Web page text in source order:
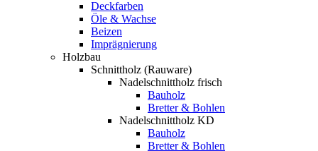
Deckfarben
Öle & Wachse
Beizen
Imprägnierung
Holzbau
Schnittholz (Rauware)
Nadelschnittholz frisch
Bauholz
Bretter & Bohlen
Nadelschnittholz KD
Bauholz
Bretter & Bohlen